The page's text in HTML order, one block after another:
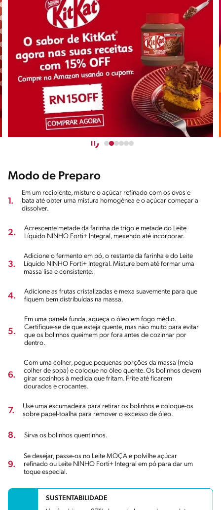
Modo de Preparo
1.
Em um recipiente, misture o açúcar refinado com os ovos e
bata até obter uma mistura homogênea e o açúcar começar a
dissolver.
2.
Acrescente metade da farinha de trigo e metade do Leite
Líquido NINHO Forti+ Integral, mexendo até incorporar.
3.
Adicione o fermento em pó, o restante da farinha e do Leite
Líquido NINHO Forti+ Integral. Misture bem até formar uma
massa lisa e consistente.
4.
Adicione as frutas cristalizadas e mexa suavemente para que
fiquem bem distribuídas na massa.
5.
Em uma panela funda, aqueça o óleo em fogo médio.
Certifique-se de que esteja quente, mas não muito para evitar
que os bolinhos queimem por fora antes de cozinhar por
dentro.
6.
Com uma colher, pegue pequenas porções da massa (meia
colher de sopa) e coloque no óleo quente. Os bolinhos devem
girar sozinhos à medida que fritam. Frite até ficarem
dourados e crocantes.
7.
Use uma escumadeira para retirar os bolinhos e coloque-os
sobre papel-toalha para remover o excesso de óleo.
8. Sirva os bolinhos quentinhos.
9.
Se desejar, passe-os no Leite MOÇA e polvilhe açúcar
refinado ou Leite NINHO Forti+ Integral em pó para dar um
toque especial.
SUSTENTABILIDADE